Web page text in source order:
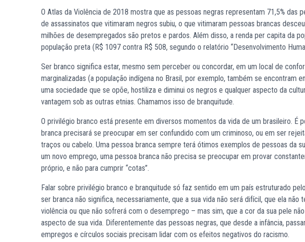
O Atlas da Violência de 2018 mostra que as pessoas negras representam 71,5% das
de assassinatos que vitimaram negros subiu, o que vitimaram pessoas brancas
milhões de desempregados são pretos e pardos. Além disso, a renda per capita da
população preta (R$ 1097 contra R$ 508, segundo o relatório “Desenvolvimento
Ser branco significa estar, mesmo sem perceber ou concordar, em um local de
marginalizadas (a população indígena no Brasil, por exemplo, também se encontram
uma sociedade que se opõe, hostiliza e diminui os negros e qualquer aspecto da
vantagem sob as outras etnias. Chamamos isso de branquitude.
O privilégio branco está presente em diversos momentos da vida de um brasileiro. É
branca precisará se preocupar em ser confundido com um criminoso, ou em ser
traços ou cabelo. Uma pessoa branca sempre terá ótimos exemplos de pessoas da
um novo emprego, uma pessoa branca não precisa se preocupar em provar
próprio, e não para cumprir “cotas”.
Falar sobre privilégio branco e branquitude só faz sentido em um país estruturado
ser branca não significa, necessariamente, que a sua vida não será difícil, que ela
violência ou que não sofrerá com o desemprego – mas sim, que a cor da sua pele
aspecto de sua vida. Diferentemente das pessoas negras, que desde a infância,
empregos e círculos sociais precisam lidar com os efeitos negativos do racismo.